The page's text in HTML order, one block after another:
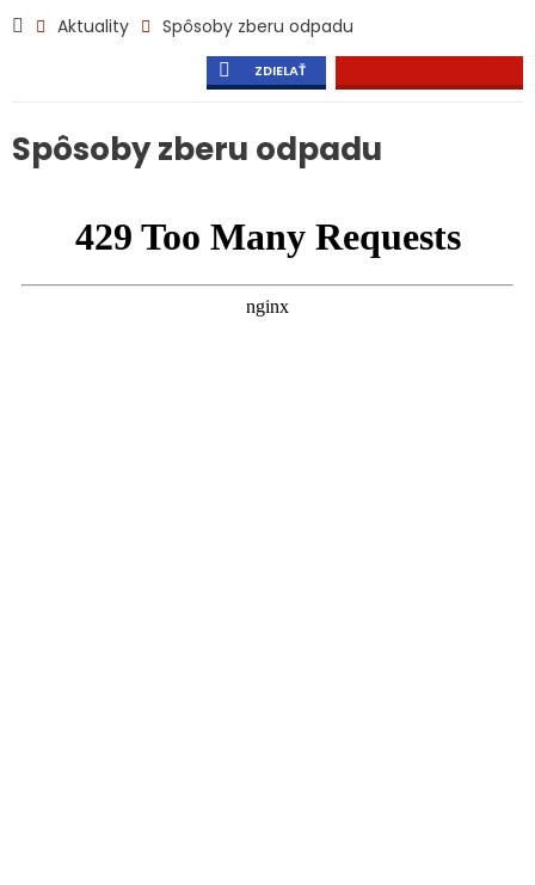
Aktuality Spôsoby zberu odpadu
ZDIELAŤ
Spôsoby zberu odpadu